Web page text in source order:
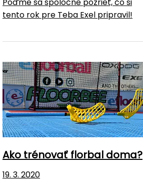
tento rok pre Teba Exel pripravil!
Ako trénovať florbal doma?
19. 3. 2020